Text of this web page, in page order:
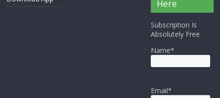
Here
Subscription Is
Absolutely Free
Name*
Email*